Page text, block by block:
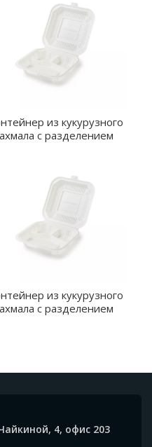
из кукурузного
с разделением
из кукурузного
с разделением
4, офис 203